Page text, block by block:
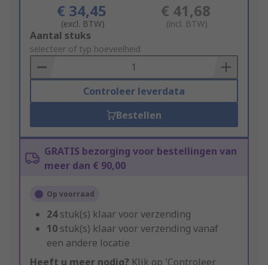
€ 34,45
(excl. BTW)
€ 41,68
(incl. BTW)
Add
to
Basket
Aantal stuks
selecteer of typ hoeveelheid
Controleer leverdata
Bestellen
GRATIS bezorging voor bestellingen van
meer dan € 90,00
Op voorraad
24stuk(s) klaar voor verzending
10 stuk(s) klaar voor verzending vanaf
een andere locatie
Heeft u meer nodig? Klik op 'Controleer